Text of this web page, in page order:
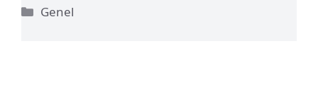
Kategoriler
Genel